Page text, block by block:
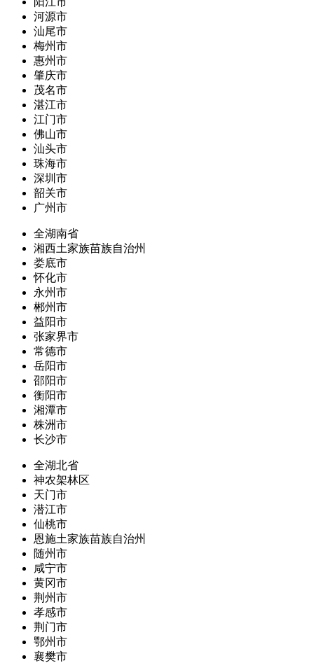
河源市
汕尾市
梅州市
惠州市
肇庆市
茂名市
湛江市
江门市
佛山市
汕头市
珠海市
深圳市
韶关市
广州市
全湖南省
湘西土家族苗族自治州
娄底市
怀化市
永州市
郴州市
益阳市
张家界市
常德市
岳阳市
邵阳市
衡阳市
湘潭市
株洲市
长沙市
全湖北省
神农架林区
天门市
潜江市
仙桃市
恩施土家族苗族自治州
随州市
咸宁市
黄冈市
荆州市
孝感市
荆门市
鄂州市
襄樊市